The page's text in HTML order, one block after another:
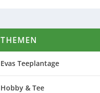
THEMEN
Evas Teeplantage
Hobby & Tee